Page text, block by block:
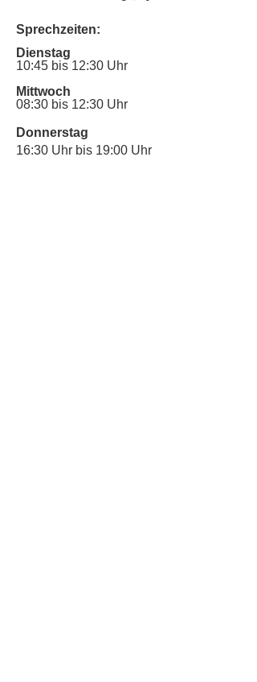
Sprechzeiten:
Dienstag
10:45 bis 12:30 Uhr
Mittwoch
08:30 bis 12:30 Uhr
Donnerstag
16:30 Uhr bis 19:00 Uhr